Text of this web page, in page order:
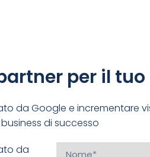
per il
da Google e incrementare
di successo
da